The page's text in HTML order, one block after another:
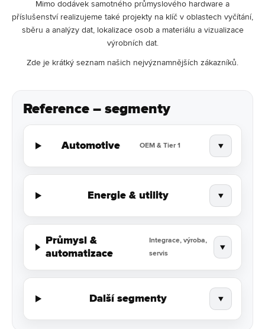
Mimo dodávek samotného průmyslového hardware a
příslušenství realizujeme také projekty na klíč v oblastech vyčítání,
sběru a analýzy dat, lokalizace osob a materiálu a vizualizace
výrobních dat.
Zde je krátký seznam našich nejvýznamnějších zákazníků.
Reference – segmenty
Automotive OEM & Tier 1 ▼
Energie & utility ▼
Průmysl &
automatizace
Integrace, výroba,
servis
▼
Další segmenty ▼